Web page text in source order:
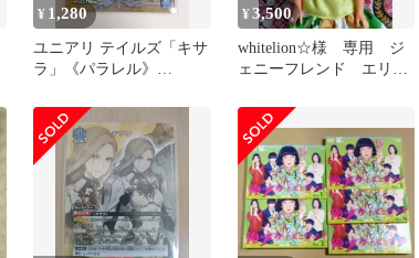
¥ 1,280
ユニアリ テイルズ「キサ
ラ」《パラレル》
★） 青
¥3,500
whitelion☆様 専用 ジ
ェニーフレンド エリー